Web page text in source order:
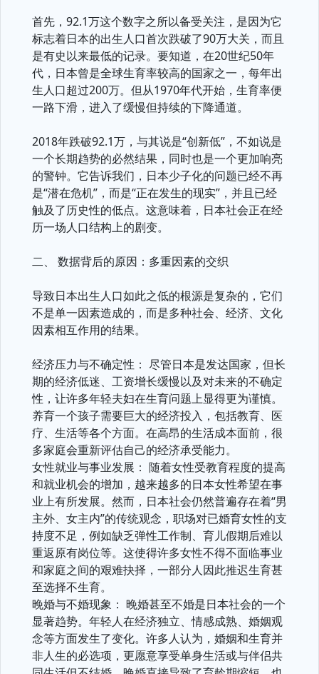
首先，92.1万这个数字之所以备受关注，是因为它
标志着日本的出生人口首次跌破了90万大关，而且
是有史以来最低的记录。要知道，在20世纪50年
代，日本曾是全球生育率较高的国家之一，每年出
生人口超过200万。但从1970年代开始，生育率便
一路下滑，进入了缓慢但持续的下降通道。
2018年跌破92.1万，与其说是“创新低”，不如说是
一个长期趋势的必然结果，同时也是一个更加响亮
的警钟。它告诉我们，日本少子化的问题已经不再
是“潜在危机”，而是“正在发生的现实”，并且已经
触及了历史性的低点。这意味着，日本社会正在经
历一场人口结构上的剧变。
二、 数据背后的原因：多重因素的交织
导致日本出生人口如此之低的根源是复杂的，它们
不是单一因素造成的，而是多种社会、经济、文化
因素相互作用的结果。
经济压力与不确定性： 尽管日本是发达国家，但长
期的经济低迷、工资增长缓慢以及对未来的不确定
性，让许多年轻夫妇在生育问题上显得更为谨慎。
养育一个孩子需要巨大的经济投入，包括教育、医
疗、生活等各个方面。在高昂的生活成本面前，很
多家庭会重新评估自己的经济承受能力。
女性就业与事业发展： 随着女性受教育程度的提高
和就业机会的增加，越来越多的日本女性希望在事
业上有所发展。然而，日本社会仍然普遍存在着“男
主外、女主内”的传统观念，职场对已婚育女性的支
持度不足，例如缺乏弹性工作制、育儿假期后难以
重返原有岗位等。这使得许多女性不得不面临事业
和家庭之间的艰难抉择，一部分人因此推迟生育甚
至选择不生育。
晚婚与不婚现象： 晚婚甚至不婚是日本社会的一个
显著趋势。年轻人在经济独立、情感成熟、婚姻观
念等方面发生了变化。许多人认为，婚姻和生育并
非人生的必选项，更愿意享受单身生活或与伴侣共